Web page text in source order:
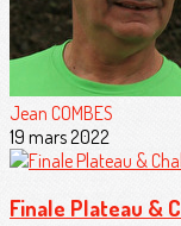
Jean COMBES
19 mars 2022
Finale Plateau &